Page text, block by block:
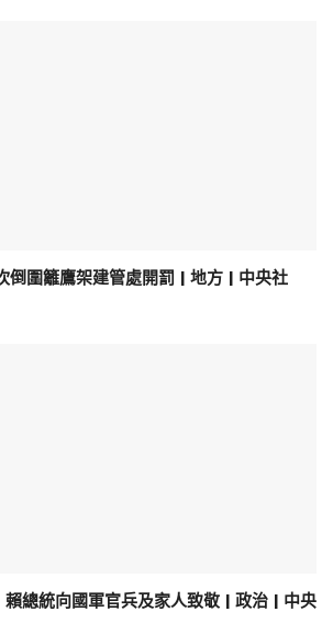
倒圍籬鷹架建管處開罰 | 地方 | 中央社
總統向國軍官兵及家人致敬 | 政治 | 中央